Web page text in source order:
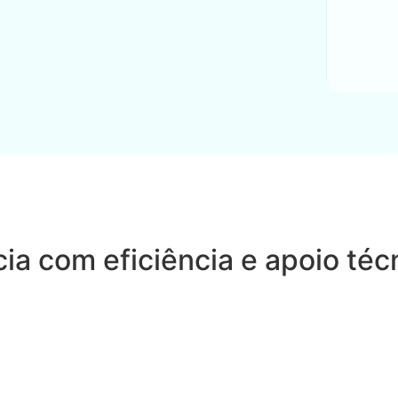
com eficiência e apoio